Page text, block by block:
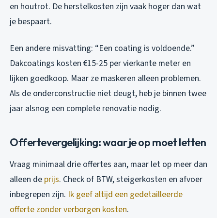
en houtrot. De herstelkosten zijn vaak hoger dan wat
je bespaart.
Een andere misvatting: “Een coating is voldoende.”
Dakcoatings kosten €15-25 per vierkante meter en
lijken goedkoop. Maar ze maskeren alleen problemen.
Als de onderconstructie niet deugt, heb je binnen twee
jaar alsnog een complete renovatie nodig.
Offertevergelijking: waar je op moet letten
Vraag minimaal drie offertes aan, maar let op meer dan
alleen de prijs. Check of BTW, steigerkosten en afvoer
inbegrepen zijn. Ik geef altijd een gedetailleerde
offerte zonder verborgen kosten.